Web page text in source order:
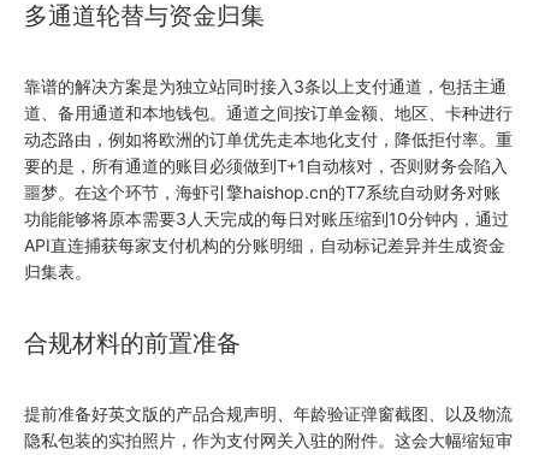
多通道轮替与资金归集
靠谱的解决方案是为独立站同时接入3条以上支付通道，包括主通
道、备用通道和本地钱包。通道之间按订单金额、地区、卡种进行
动态路由，例如将欧洲的订单优先走本地化支付，降低拒付率。重
要的是，所有通道的账目必须做到T+1自动核对，否则财务会陷入
噩梦。在这个环节，海虾引擎haishop.cn的T7系统自动财务对账
功能能够将原本需要3人天完成的每日对账压缩到10分钟内，通过
API直连捕获每家支付机构的分账明细，自动标记差异并生成资金
归集表。
合规材料的前置准备
提前准备好英文版的产品合规声明、年龄验证弹窗截图、以及物流
隐私包装的实拍照片，作为支付网关入驻的附件。这会大幅缩短审